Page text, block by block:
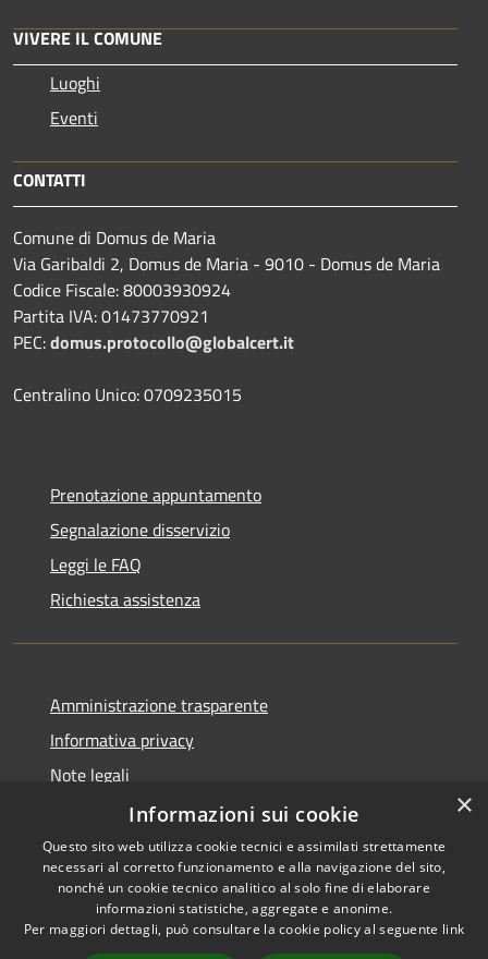
VIVERE IL COMUNE
Luoghi
Eventi
CONTATTI
Comune di Domus de Maria
Via Garibaldi 2, Domus de Maria - 9010 - Domus de Maria
Codice Fiscale: 80003930924
Partita IVA: 01473770921
PEC:domus.protocollo@globalcert.it
Centralino Unico: 0709235015
Prenotazione appuntamento
Segnalazione disservizio
Leggi le FAQ
Richiesta assistenza
Amministrazione trasparente
Informativa privacy
Note legali
Dichiarazione di accessibilità
RSS
Accessibilità
Copyright © 2026 • Comune di
×
Informazioni sui cookie
Questo sito web utilizza cookie tecnici e assimilati strettamente
necessari al corretto funzionamento e alla navigazione del sito,
nonché un cookie tecnico analitico al solo fine di elaborare
informazioni statistiche, aggregate e anonime.
Per maggiori dettagli, può consultare la cookie policy al seguente link